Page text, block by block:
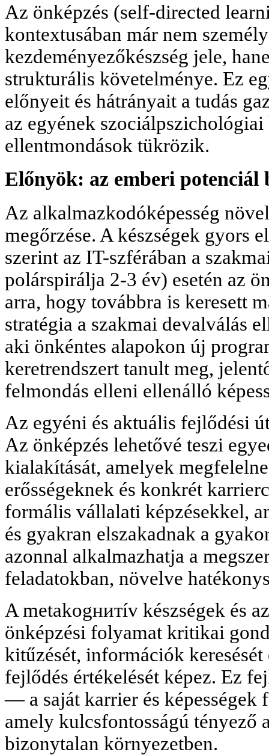
Az önképzés (self-directed
kontextusában már nem
kezdeményezőkészség jele,
strukturális követelménye. Ez
előnyeit és hátrányait a tudás
az egyének
ellentmondások tükrözik.
Előnyök: az emberi potenciál
Az alkalmazkodóképesség
megőrzése. A készségek gyors
szerint az IT-szférában a
polárspirálja 2-3 év) esetén az
arra, hogy továbbra is keresett
stratégia a szakmai devalválás
aki önkéntes alapokon új
keretrendszert tanult meg,
felmondás elleni ellenálló
Az egyéni és aktuális fejlődési
Az önképzés lehetővé teszi
kialakítását, amelyek
erősségeknek és konkrét
formális vállalati képzésekkel,
és gyakran elszakadnak a
azonnal alkalmazhatja a
feladatokban, növelve
A metakogнитív készségek és
önképzési folyamat kritikai
kitűzését, információk keresését
fejlődés értékelését képez. Ez
— a saját karrier és képességek
amely kulcsfontosságú tényező
bizonytalan környezetben.